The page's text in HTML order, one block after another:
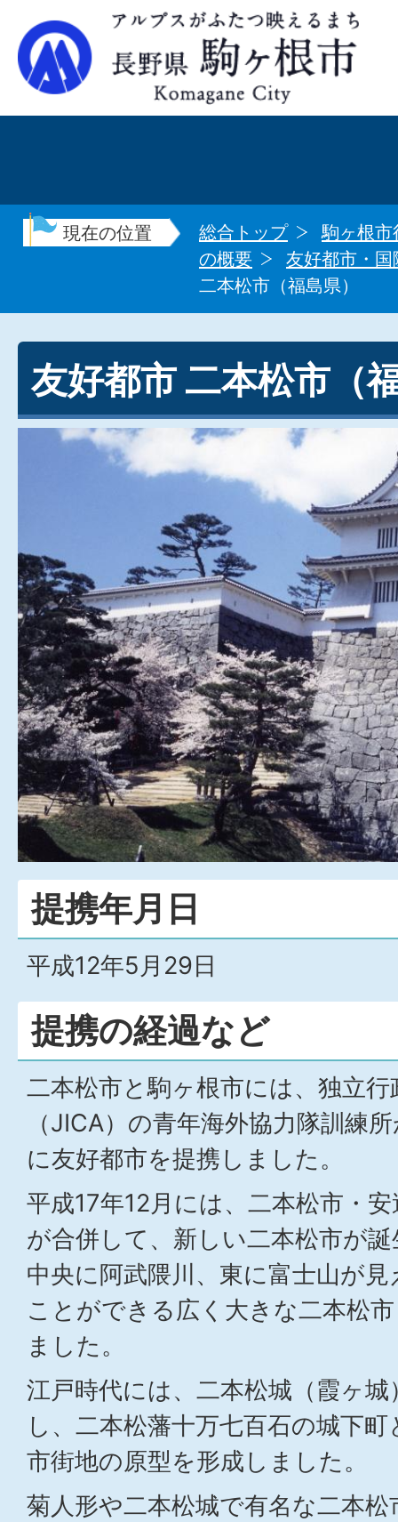
現在の位置 総合トップ
駒ヶ根市
の概要
友好都市・
二本松市（福島県）
友好都市 二本松市（
提携年月日
平成12年5月29日
提携の経過など
二本松市と駒ヶ根市には、独立
（JICA）の青年海外協力隊訓練
に友好都市を提携しました。
平成17年12月には、二本松市・
が合併して、新しい二本松市が
中央に阿武隈川、東に富士山が
ことができる広く大きな二本松
ました。
江戸時代には、二本松城（霞ヶ
し、二本松藩十万七百石の城下
市街地の原型を形成しました。
菊人形や二本松城で有名な二本